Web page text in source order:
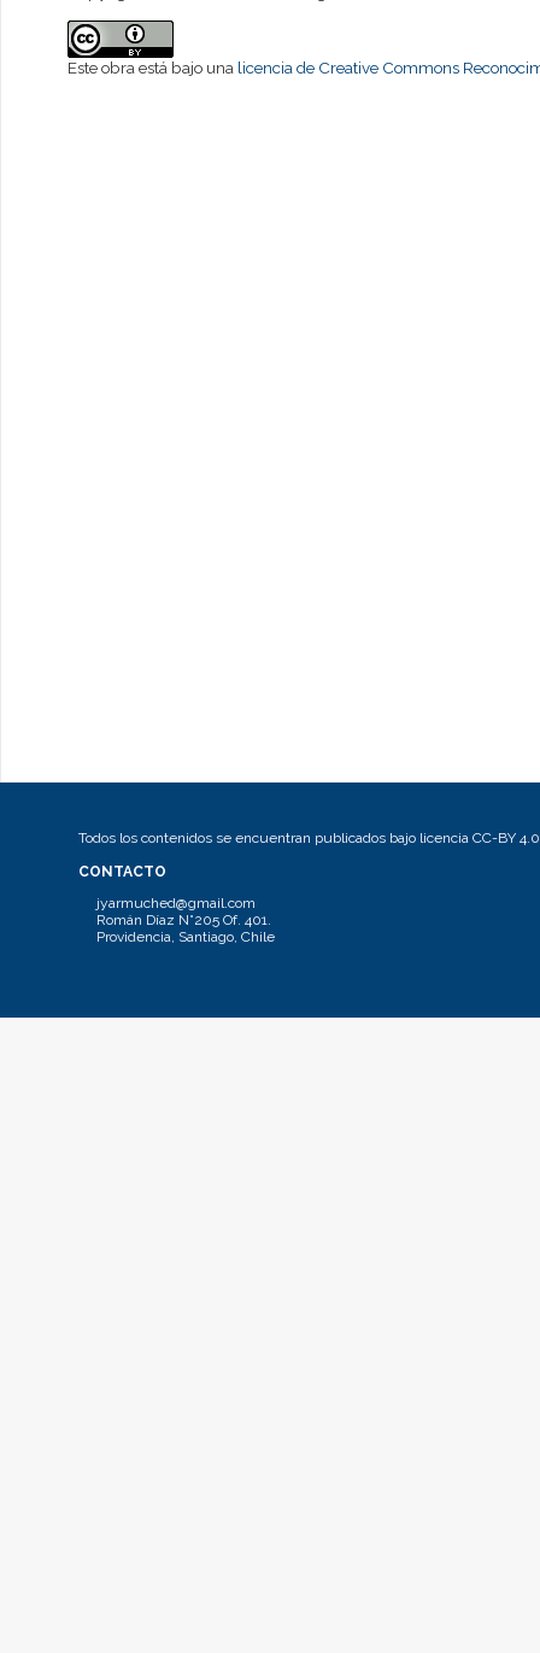
Este obra está bajo una licencia de Creative Commons
Todos los contenidos se encuentran publicados bajo licencia CC-BY 4.0
CONTACTO
jyarmuched@gmail.com
Román Díaz N°205 Of. 401.
Providencia, Santiago, Chile